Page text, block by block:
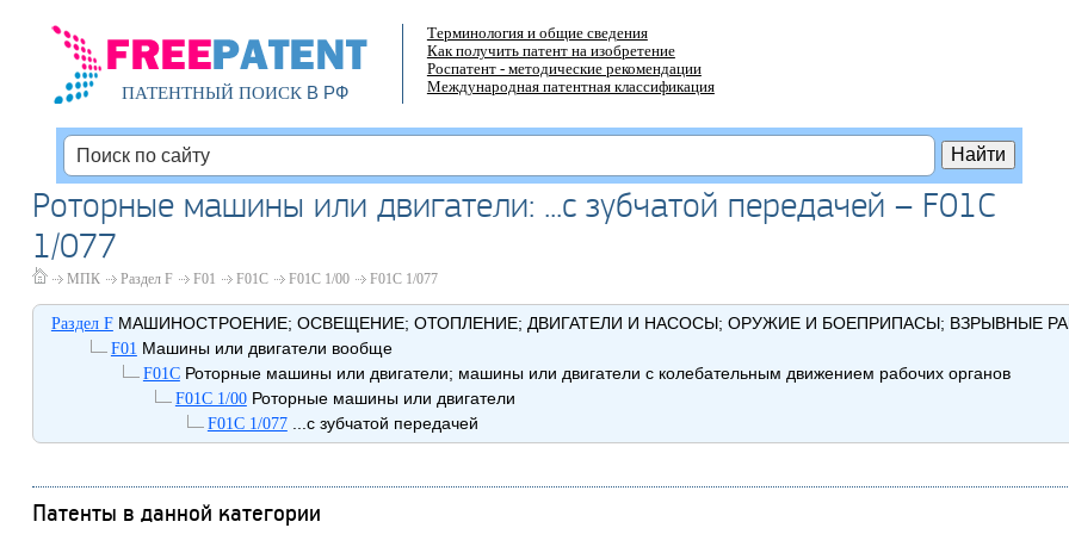
ПАТЕНТНЫЙ ПОИСКВ РФ
Терминология и общие сведения
Как получить патент на изобретение
Роспатент - методические рекомендации
Международная патентная классификация
Роторные машины или двигатели: ...с зубчатой передачей – F01C
1/077
МПК Раздел F F01 F01C F01C 1/00 F01C 1/077
Раздел FМАШИНОСТРОЕНИЕ; ОСВЕЩЕНИЕ; ОТОПЛЕНИЕ; ДВИГАТЕЛИ И НАСОСЫ; ОРУЖИЕ И БОЕПРИПАСЫ; ВЗРЫВНЫЕ
F01 Машины или двигатели вообще
F01CРоторные машины или двигатели; машины или двигатели с колебательным движением рабочих органов
F01C 1/00Роторные машины или двигатели
F01C 1/077...с зубчатой передачей
Патенты в данной категории